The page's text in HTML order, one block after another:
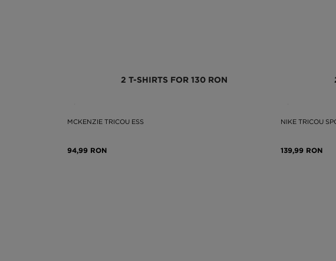
2 T-SHIRTS FOR 130 RON
MCKENZIE TRICOU ESS
94,99 RON
NIKE TRICOU
139,99 RON